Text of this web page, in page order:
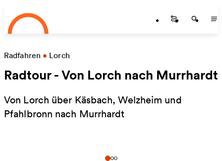
Zum Hauptinhalt springen
Startseite
Radfahren • Lorch
Radtour - Von Lorch nach Murrhardt
Von Lorch über Käsbach, Welzheim und
Pfahlbronn nach Murrhardt